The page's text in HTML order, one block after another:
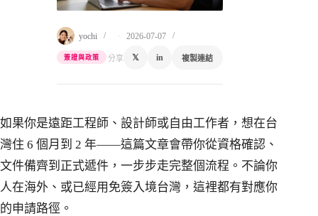
yochi 2026-07-07
簽證與政策 分享 𝕏 in 複製連結
如果你是遠距工程師、設計師或自由工作者，想在台
灣住 6 個月到 2 年——這篇文章會帶你從資格確認、
文件備齊到正式遞件，一步步走完整個流程。不論你
人在海外、或已經用免簽入境台灣，這裡都有對應你
的申請路徑。